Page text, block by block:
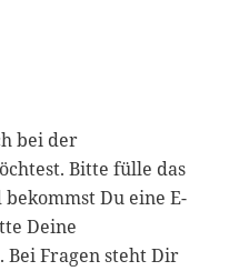
bei der
Bitte fülle das
Du eine E-
Deine
Bei Fragen steht Dir